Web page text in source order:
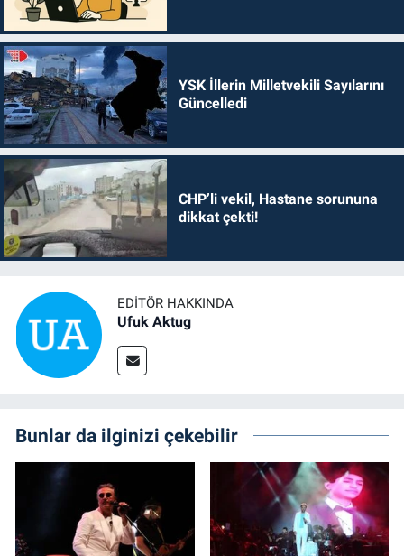
YSK İllerin Milletvekili Sayılarını
Güncelledi
CHP’li vekil, Hastane sorununa
dikkat çekti!
EDITÖR HAKKINDA
Ufuk Aktug
Bunlar da ilginizi çekebilir